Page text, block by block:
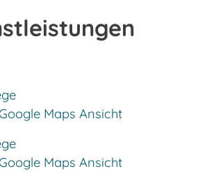
Maps Ansicht
Maps Ansicht